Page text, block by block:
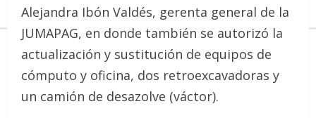
Alejandra Ibón Valdés, gerenta general de la
JUMAPAG, en donde también se autorizó la
actualización y sustitución de equipos de
cómputo y oficina, dos retroexcavadoras y
un camión de desazolve (váctor).